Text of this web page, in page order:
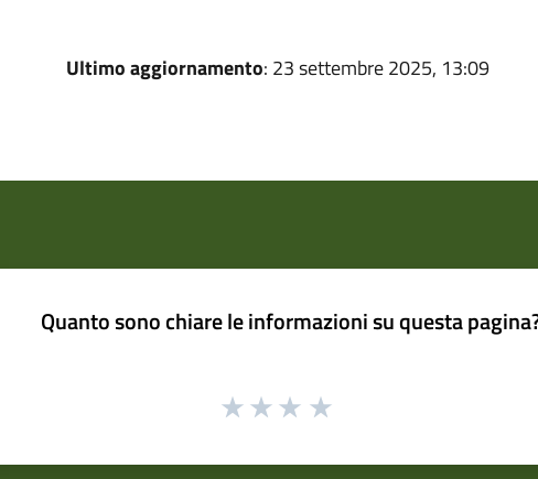
Ultimo aggiornamento: 23 settembre 2025, 13:09
Quanto sono chiare le informazioni su questa